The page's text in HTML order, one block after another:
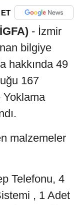
- İzmir
bilgiye
hakkında 49
167
Yoklama
malzemeler
Telefonu, 4
, 1 Adet